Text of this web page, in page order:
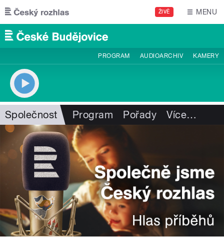
Přejít k hlavnímu obsahu
ŽIVĚ MENU
PROGRAM AUDIOARCHIV KAMERY
Společnost Program Pořady Více…